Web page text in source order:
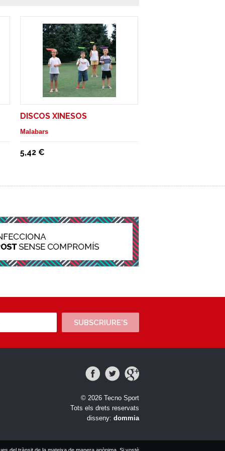
DISCOS XINESOS
Malabars
5,42 €
SUBSCRIURE'S
© 2026 Tecno Sport
Tots els drets reservats
disseny: dommia